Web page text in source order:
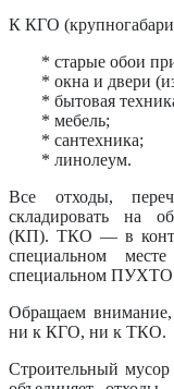
К КГО
* старые обои
* окна и двери
* бытовая
* мебель;
* сантехника;
* линолеум.
Все отходы,
складировать на
(КП). ТКО — в
специальном
специальном ПУХТО
Обращаем внимание,
ни к КГО, ни к ТКО.
Строительный мусор